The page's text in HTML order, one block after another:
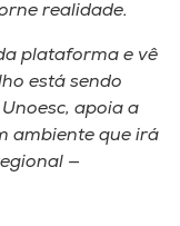
realidade.
plataforma e vê
está sendo
apoia a
ambiente que irá
—